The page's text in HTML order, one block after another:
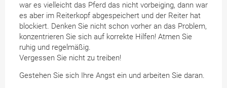
war es vielleicht das Pferd das nicht vorbeiging, dann war
es aber im Reiterkopf abgespeichert und der Reiter hat
blockiert. Denken Sie nicht schon vorher an das Problem,
konzentrieren Sie sich auf korrekte Hilfen! Atmen Sie
ruhig und regelmäßig.
Vergessen Sie nicht zu treiben!
Gestehen Sie sich Ihre Angst ein und arbeiten Sie daran.